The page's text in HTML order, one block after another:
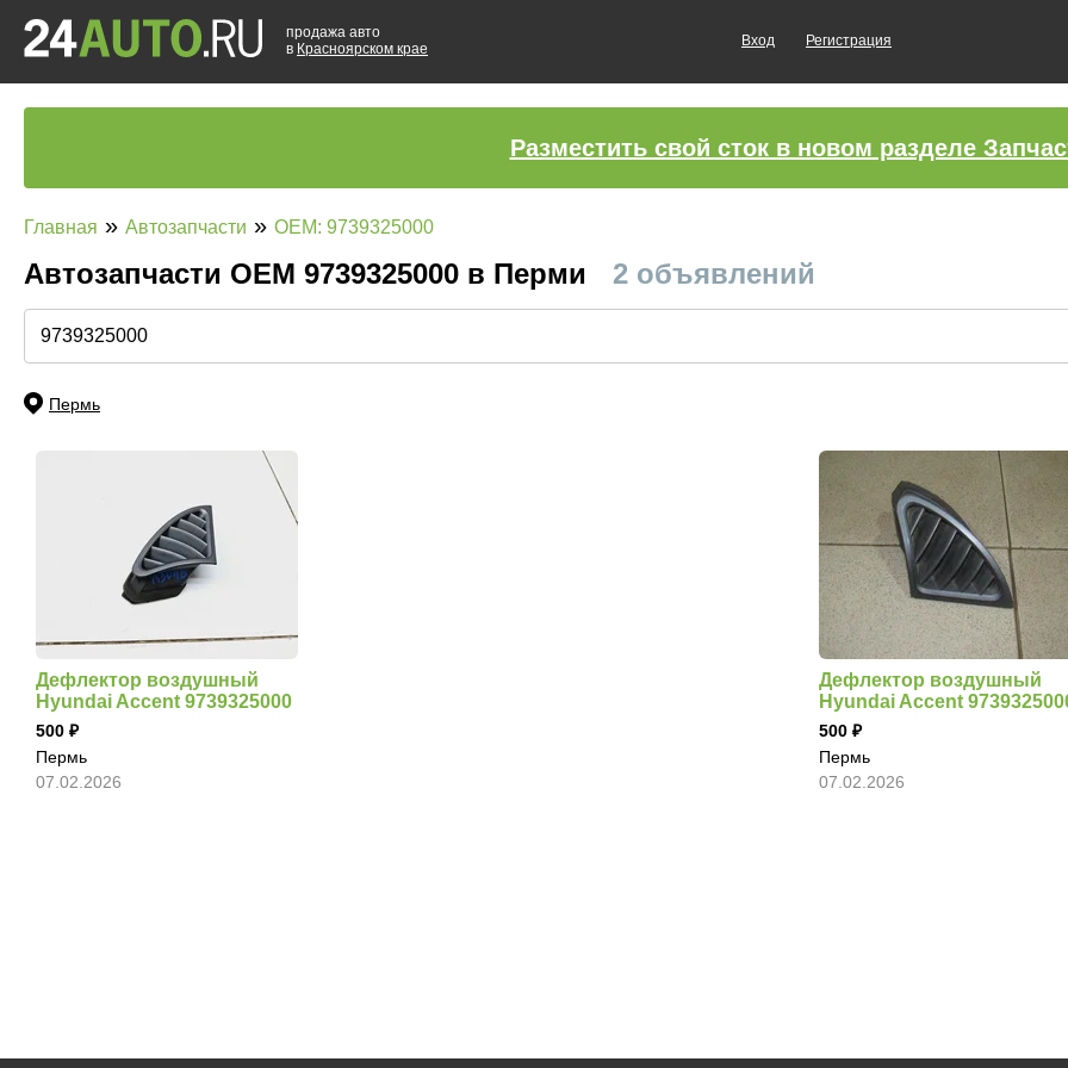
продажа авто
в Красноярском крае
Вход Регистрация
Разместить свой сток в новом разделе
Главная » Автозапчасти » OEM: 9739325000
Автозапчасти ОЕМ 9739325000 в Перми 2 объявлений
Пермь
Дефлектор воздушный
Hyundai Accent 9739325000
500
Пермь
07.02.2026
Дефлектор воздушный
Hyundai Accent
500
Пермь
07.02.2026